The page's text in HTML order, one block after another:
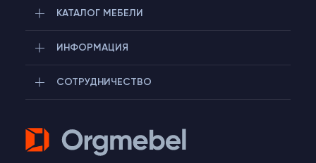
КАТАЛОГ МЕБЕЛИ
ИНФОРМАЦИЯ
СОТРУДНИЧЕСТВО
Telegram